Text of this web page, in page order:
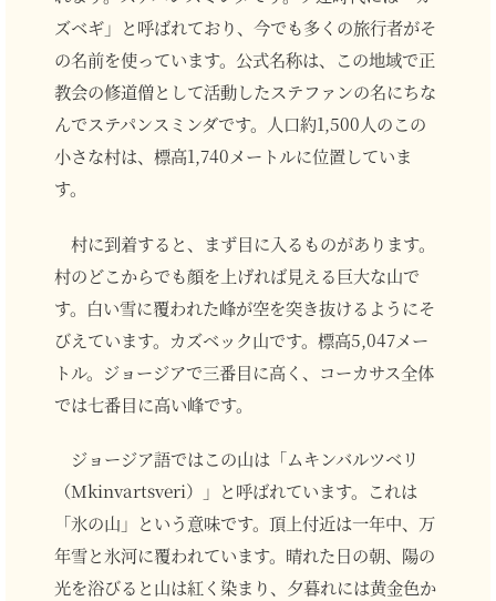
ズベギ」と呼ばれており、今でも多くの旅行者がそ
の名前を使っています。公式名称は、この地域で正
教会の修道僧として活動したステファンの名にちな
んでステパンスミンダです。人口約1,500人のこの
小さな村は、標高1,740メートルに位置していま
す。
村に到着すると、まず目に入るものがあります。
村のどこからでも顔を上げれば見える巨大な山で
す。白い雪に覆われた峰が空を突き抜けるようにそ
びえています。カズベック山です。標高5,047メー
トル。ジョージアで三番目に高く、コーカサス全体
では七番目に高い峰です。
ジョージア語ではこの山は「ムキンバルツベリ
（Mkinvartsveri）」と呼ばれています。これは
「氷の山」という意味です。頂上付近は一年中、万
年雪と氷河に覆われています。晴れた日の朝、陽の
光を浴びると山は紅く染まり、夕暮れには黄金色か